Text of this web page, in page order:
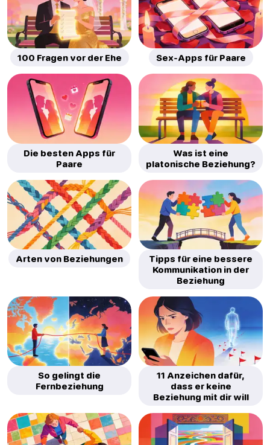
100 Fragen vor der Ehe Sex-Apps für Paare
Die besten Apps für
Paare
Was ist eine
platonische Beziehung?
Arten von Beziehungen
Tipps für eine bessere
Kommunikation in der
Beziehung
So gelingt die
Fernbeziehung
11 Anzeichen dafür,
dass er keine
Beziehung mit dir will